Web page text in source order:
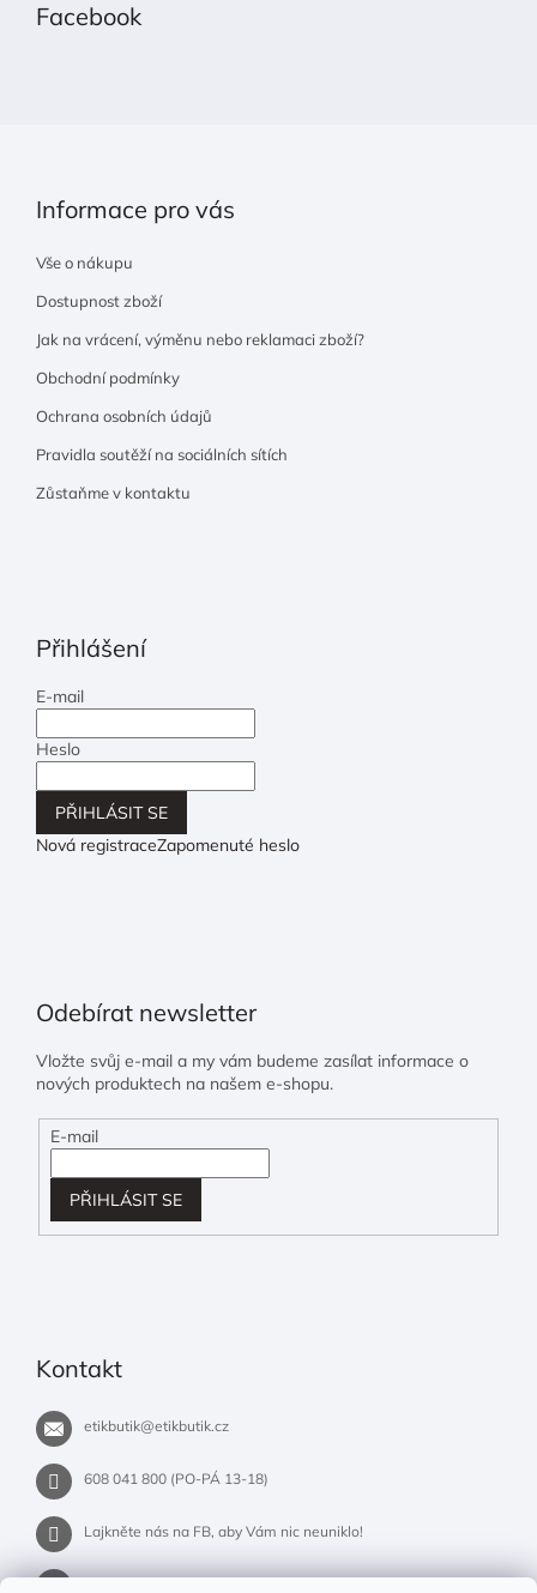
Facebook
Informace pro vás
Vše o nákupu
Dostupnost zboží
Jak na vrácení, výměnu nebo reklamaci zboží?
Obchodní podmínky
Ochrana osobních údajů
Pravidla soutěží na sociálních sítích
Zůstaňme v kontaktu
Přihlášení
E-mail
Heslo
PŘIHLÁSIT SE
Nová registraceZapomenuté heslo
Odebírat newsletter
Vložte svůj e-mail a my vám budeme zasílat informace o
nových produktech na našem e-shopu.
E-mail
PŘIHLÁSIT SE
Kontakt
etikbutik@etikbutik.cz
608 041 800 (PO-PÁ 13-18)
Lajkněte nás na FB, aby Vám nic neuniklo!